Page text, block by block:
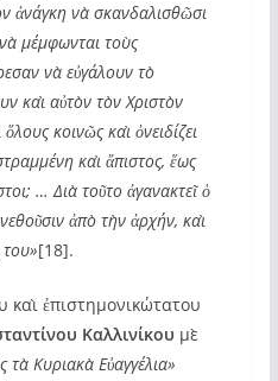
ἀνάγκη νὰ σκανδαλισθῶσι
μέμφωνται τοὺς
νὰ εὐγάλουν τὸ
καὶ αὐτὸν τὸν Χριστὸν
κοινῶς καὶ ὀνειδίζει
καὶ ἄπιστος, ἕως
… Διὰ τοῦτο ἀγανακτεῖ ὁ
ἀπὸ τὴν ἀρχήν, καὶ
[18].
καὶ ἐπιστημονικώτατου
Καλλινίκου μὲ
τὰ Κυριακὰ Εὐαγγέλια»